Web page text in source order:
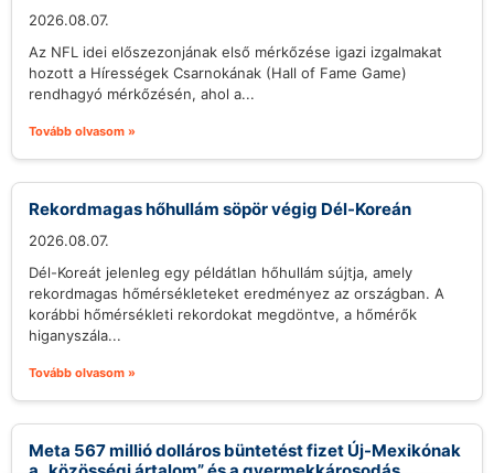
2026.08.07.
Az NFL idei előszezonjának első mérkőzése igazi izgalmakat
hozott a Hírességek Csarnokának (Hall of Fame Game)
rendhagyó mérkőzésén, ahol a...
Tovább olvasom »
Rekordmagas hőhullám söpör végig Dél-Koreán
2026.08.07.
Dél-Koreát jelenleg egy példátlan hőhullám sújtja, amely
rekordmagas hőmérsékleteket eredményez az országban. A
korábbi hőmérsékleti rekordokat megdöntve, a hőmérők
higanyszála...
Tovább olvasom »
Meta 567 millió dolláros büntetést fizet Új-Mexikónak